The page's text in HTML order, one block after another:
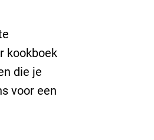
kookboek
die je
voor een